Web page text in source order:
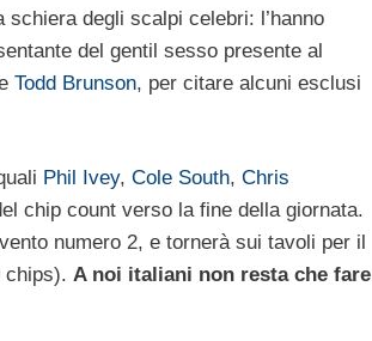
degli scalpi celebri: l’hanno
del gentil sesso presente al
Todd Brunson, per citare alcuni esclusi
Phil Ivey, Cole South, Chris
chip count verso la fine della giornata.
numero 2, e tornerà sui tavoli per il
chips). A noi italiani non resta che fare